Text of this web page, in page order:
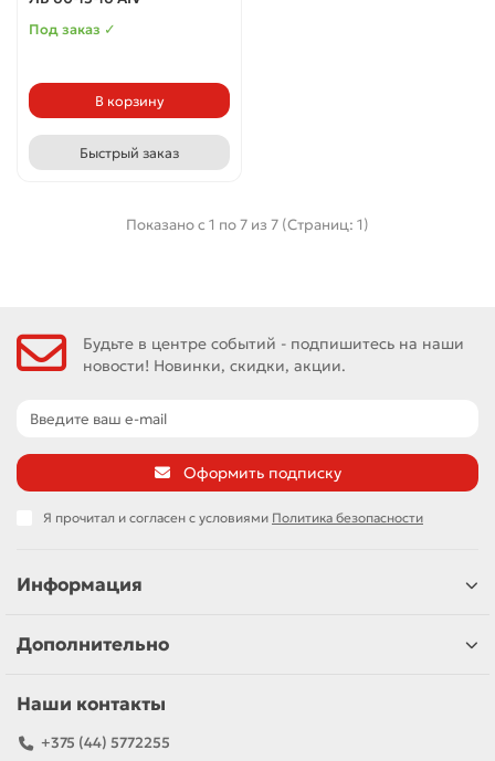
Под заказ ✓
В корзину
Быстрый заказ
Показано с 1 по 7 из 7 (Страниц: 1)
Будьте в центре событий - подпишитесь на наши
новости! Новинки, скидки, акции.
Оформить подписку
Я прочитал и согласен с условиями Политика безопасности
Информация
Дополнительно
Наши контакты
+375 (44) 5772255